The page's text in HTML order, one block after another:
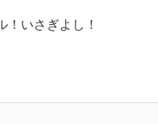
！いさぎよし！